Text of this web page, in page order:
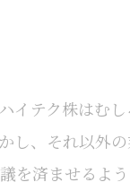
イテク株はむ
し、それ以外
を済ませるよ